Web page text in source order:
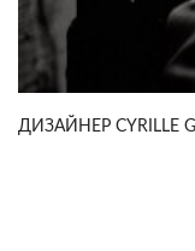
ДИЗАЙНЕР CYRILLE